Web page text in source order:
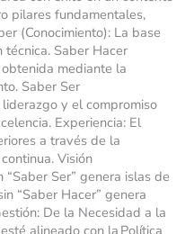
pilares fundamentales,
(Conocimiento): La base
Saber Hacer
mediante la
Saber Ser
y el compromiso
Experiencia: El
a través de la
Visión
Ser” genera islas de
“Saber Hacer” genera
De la Necesidad a la
alineado con la Política